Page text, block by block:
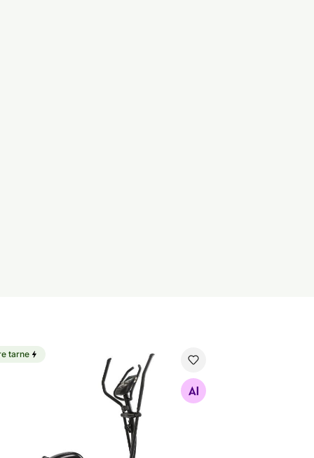
trenažöör Tunturi Signature C20-R
Otsi sarnaseid
tarne